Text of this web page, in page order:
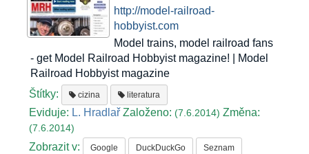
http://model-railroad-
hobbyist.com
Model trains, model railroad fans
- get Model Railroad Hobbyist magazine! | Model
Railroad Hobbyist magazine
Štítky:
cizina literatura
Eviduje: L. Hradlař Založeno:(7.6.2014)Změna:
(7.6.2014)
Zobrazit v: Google DuckDuckGo Seznam